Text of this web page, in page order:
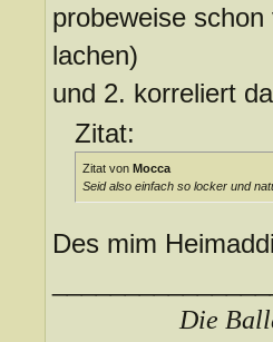
probeweise
lachen)
und 2. korreliert
Zitat:
Zitat von Mocca
Seid also einfach so locker und
Des mim
Die